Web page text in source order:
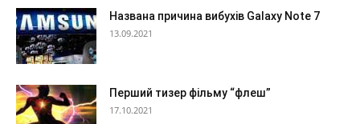
Названа причина вибухів Galaxy Note 7
13.09.2021
Перший тизер фільму “флеш”
17.10.2021